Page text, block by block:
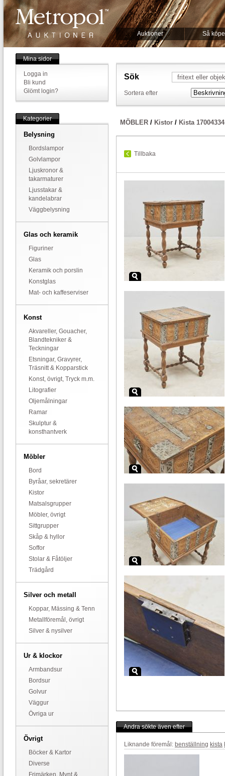
Auktioner Så
Mina sidor
Logga in
Bli kund
Glömt login?
Kategorier
Belysning
Bordslampor
Golvlampor
Ljuskronor &
takarmaturer
Ljusstakar &
kandelabrar
Väggbelysning
Glas och keramik
Figuriner
Glas
Keramik och porslin
Konstglas
Mat- och kaffeserviser
Konst
Akvareller, Gouacher,
Blandtekniker &
Teckningar
Etsningar, Gravyrer,
Träsnitt & Kopparstick
Konst, övrigt, Tryck m.m.
Litografier
Oljemålningar
Ramar
Skulptur &
konsthantverk
Möbler
Bord
Byråar, sekretärer
Kistor
Matsalsgrupper
Möbler, övrigt
Sittgrupper
Skåp & hyllor
Soffor
Stolar & Fåtöljer
Trädgård
Silver och metall
Koppar, Mässing & Tenn
Metallföremål, övrigt
Silver & nysilver
Ur & klockor
Armbandsur
Bordsur
Golvur
Väggur
Övriga ur
Övrigt
Böcker & Kartor
Diverse
Frimärken, Mynt &
Sök
Sortera efter
MÖBLER / Kistor / Kista 17004334
Tillbaka
Andra sökte även efter
Liknande föremål: benställning kista